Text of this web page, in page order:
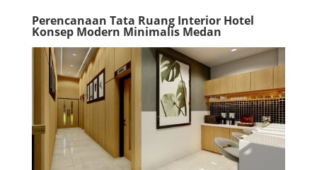
Perencanaan Tata Ruang Interior Hotel
Konsep Modern Minimalis Medan